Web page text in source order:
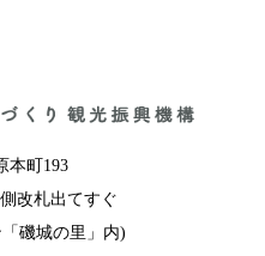
本町193
改札出てすぐ
磯城の里」内)